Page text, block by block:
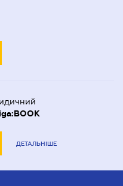
ДЕТАЛЬНІШЕ